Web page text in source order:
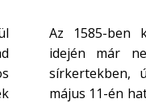
Az 1585-ben
idején már
sírkertekben,
május 11-én